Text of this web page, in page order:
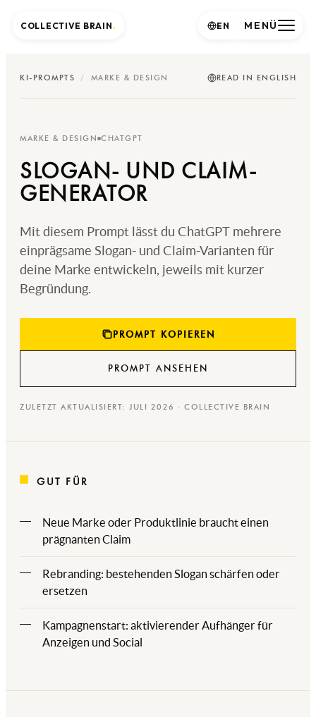
KI-PROMPTS / MARKE & DESIGN READ IN ENGLISH
MARKE & DESIGN CHATGPT
SLOGAN- UND CLAIM-
GENERATOR
Mit diesem Prompt lässt du ChatGPT mehrere
einprägsame Slogan- und Claim-Varianten für
deine Marke entwickeln, jeweils mit kurzer
Begründung.
PROMPT KOPIEREN
PROMPT ANSEHEN
ZULETZT AKTUALISIERT: JULI 2026 · COLLECTIVE BRAIN
GUT FÜR
Neue Marke oder Produktlinie braucht einen
prägnanten Claim
Rebranding: bestehenden Slogan schärfen oder
ersetzen
Kampagnenstart: aktivierender Aufhänger für
Anzeigen und Social
COLLECTIVE BRAIN . MENÜ
EN